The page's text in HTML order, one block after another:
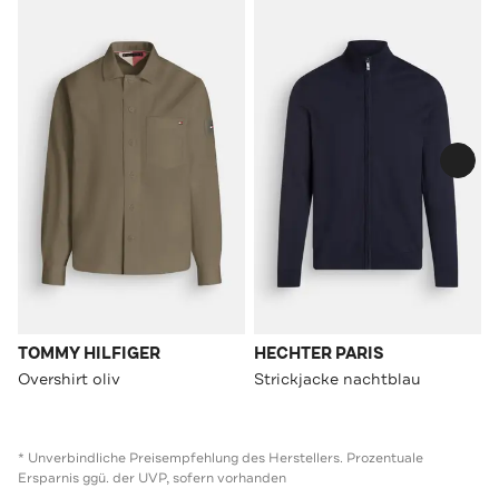
TOMMY HILFIGER
Overshirt oliv
HECHTER PARIS
Strickjacke nachtblau
* Unverbindliche Preisempfehlung des Herstellers. Prozentuale
Ersparnis ggü. der UVP, sofern vorhanden